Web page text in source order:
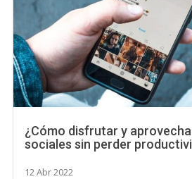
¿Cómo disfrutar y
sociales sin perder
12 Abr 2022